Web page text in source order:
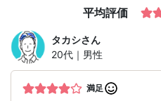
平均評価
タカシさん
20代｜男性
満足